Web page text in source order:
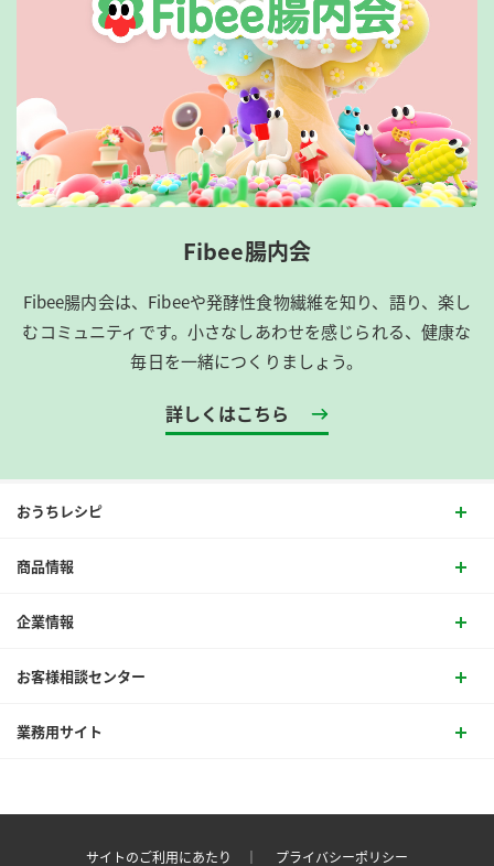
Fibee腸内会
Fibee腸内会は、​Fibeeや発酵性食物繊維を知り、語り、楽し
むコミュニティです。​小さなしあわせを感じられる、健康な
毎日を一緒につくりましょう。
詳しくはこちら
おうちレシピ
商品情報
企業情報
お客様相談センター
業務用サイト
サイトのご利用にあたり ｜ プライバシーポリシー